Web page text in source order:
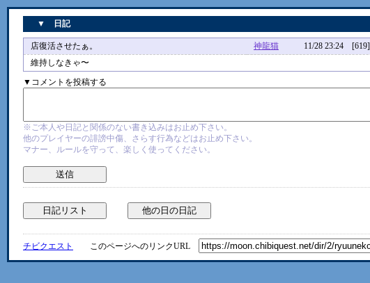
▼ 日記
店復活させたぁ。 神龍猫 11/28 23:24 [619]
維持しなきゃ〜
▼コメントを投稿する
※ご本人や日記と関係のない書き込みはお止め下さい。
他のプレイヤーの誹謗中傷、さらす行為などはお止め下さい。
マナー、ルールを守って、楽しく使ってください。
チビクエスト このページへのリンクURL